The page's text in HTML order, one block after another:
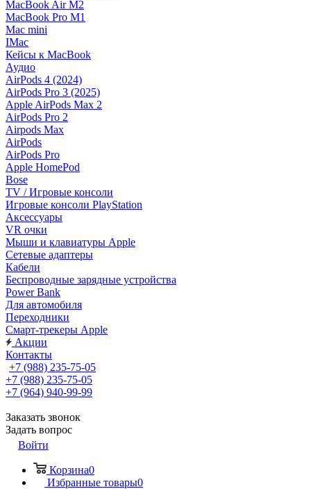
MacBook Air M2
MacBook Pro M1
Mac mini
IMac
Кейсы к MacBook
Аудио
AirPods 4 (2024)
AirPods Pro 3 (2025)
Apple AirPods Max 2
AirPods Pro 2
Airpods Max
AirPods
AirPods Pro
Apple HomePod
Bose
TV / Игровые консоли
Игровые консоли PlayStation
Аксессуары
VR очки
Мыши и клавиатуры Apple
Сетевые адаптеры
Кабели
Беспроводные зарядные устройства
Power Bank
Для автомобиля
Переходники
Смарт-трекеры Apple
Акции
Контакты
+7 (988) 235-75-05
+7 (988) 235-75-05
+7 (964) 940-99-99
Заказать звонок
Задать вопрос
Войти
Корзина0
Избранные товары0